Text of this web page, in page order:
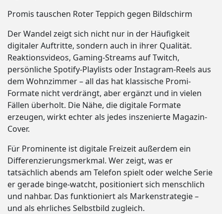
Promis tauschen Roter Teppich gegen Bildschirm
Der Wandel zeigt sich nicht nur in der Häufigkeit
digitaler Auftritte, sondern auch in ihrer Qualität.
Reaktionsvideos, Gaming-Streams auf Twitch,
persönliche Spotify-Playlists oder Instagram-Reels aus
dem Wohnzimmer – all das hat klassische Promi-
Formate nicht verdrängt, aber ergänzt und in vielen
Fällen überholt. Die Nähe, die digitale Formate
erzeugen, wirkt echter als jedes inszenierte Magazin-
Cover.
Für Prominente ist digitale Freizeit außerdem ein
Differenzierungsmerkmal. Wer zeigt, was er
tatsächlich abends am Telefon spielt oder welche Serie
er gerade binge-watcht, positioniert sich menschlich
und nahbar. Das funktioniert als Markenstrategie –
und als ehrliches Selbstbild zugleich.